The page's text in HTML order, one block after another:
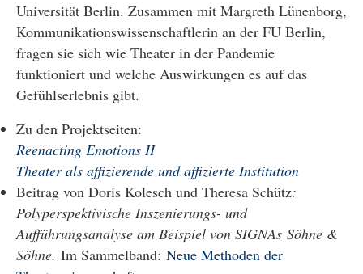
Universität Berlin. Zusammen mit Margreth Lünenborg,
Kommunikationswissenschaftlerin an der FU Berlin,
fragen sie sich wie Theater in der Pandemie
funktioniert und welche Auswirkungen es auf das
Gefühlserlebnis gibt.
Zu den Projektseiten:
Reenacting Emotions II
Theater als affizierende und affizierte Institution
Beitrag von Doris Kolesch und Theresa Schütz:
Polyperspektivische Inszenierungs- und
Aufführungsanalyse am Beispiel von SIGNAs Söhne &
Söhne. Im Sammelband: Neue Methoden der